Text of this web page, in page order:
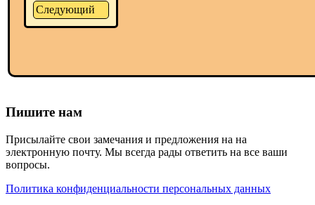
Следующий
Пишите нам
Присылайте свои замечания и предложения на на
электронную почту. Мы всегда рады ответить на все ваши
вопросы.
Политика конфиденциальности персональных данных